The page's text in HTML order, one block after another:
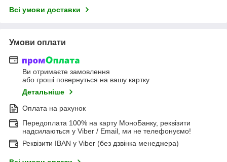
Всі умови доставки
Умови оплати
Ви отримаєте замовлення
або гроші повернуться на вашу картку
Детальніше
Оплата на рахунок
Передоплата 100% на карту МоноБанку, реквізити
надсилаються у Viber / Email, ми не телефонуємо!
Реквізити IBAN у Viber (без дзвінка менеджера)